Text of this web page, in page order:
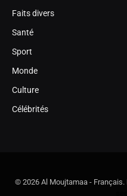
Faits divers
Santé
Sport
Monde
Culture
Célébrités
© 2026 Al Moujtamaa -